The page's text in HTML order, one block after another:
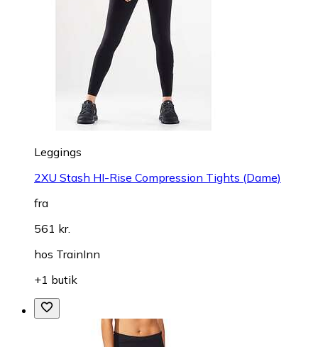
Leggings
2XU Stash HI-Rise Compression Tights (Dame)
fra
561 kr.
hos TrainInn
+1 butik